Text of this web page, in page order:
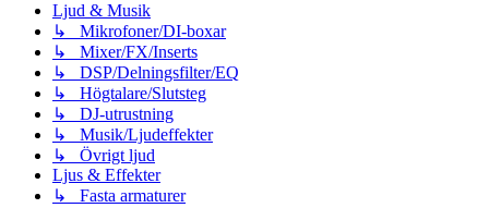
Ljud & Musik
↳ Mikrofoner/DI-boxar
↳ Mixer/FX/Inserts
↳ DSP/Delningsfilter/EQ
↳ Högtalare/Slutsteg
↳ DJ-utrustning
↳ Musik/Ljudeffekter
↳ Övrigt ljud
Ljus & Effekter
↳ Fasta armaturer